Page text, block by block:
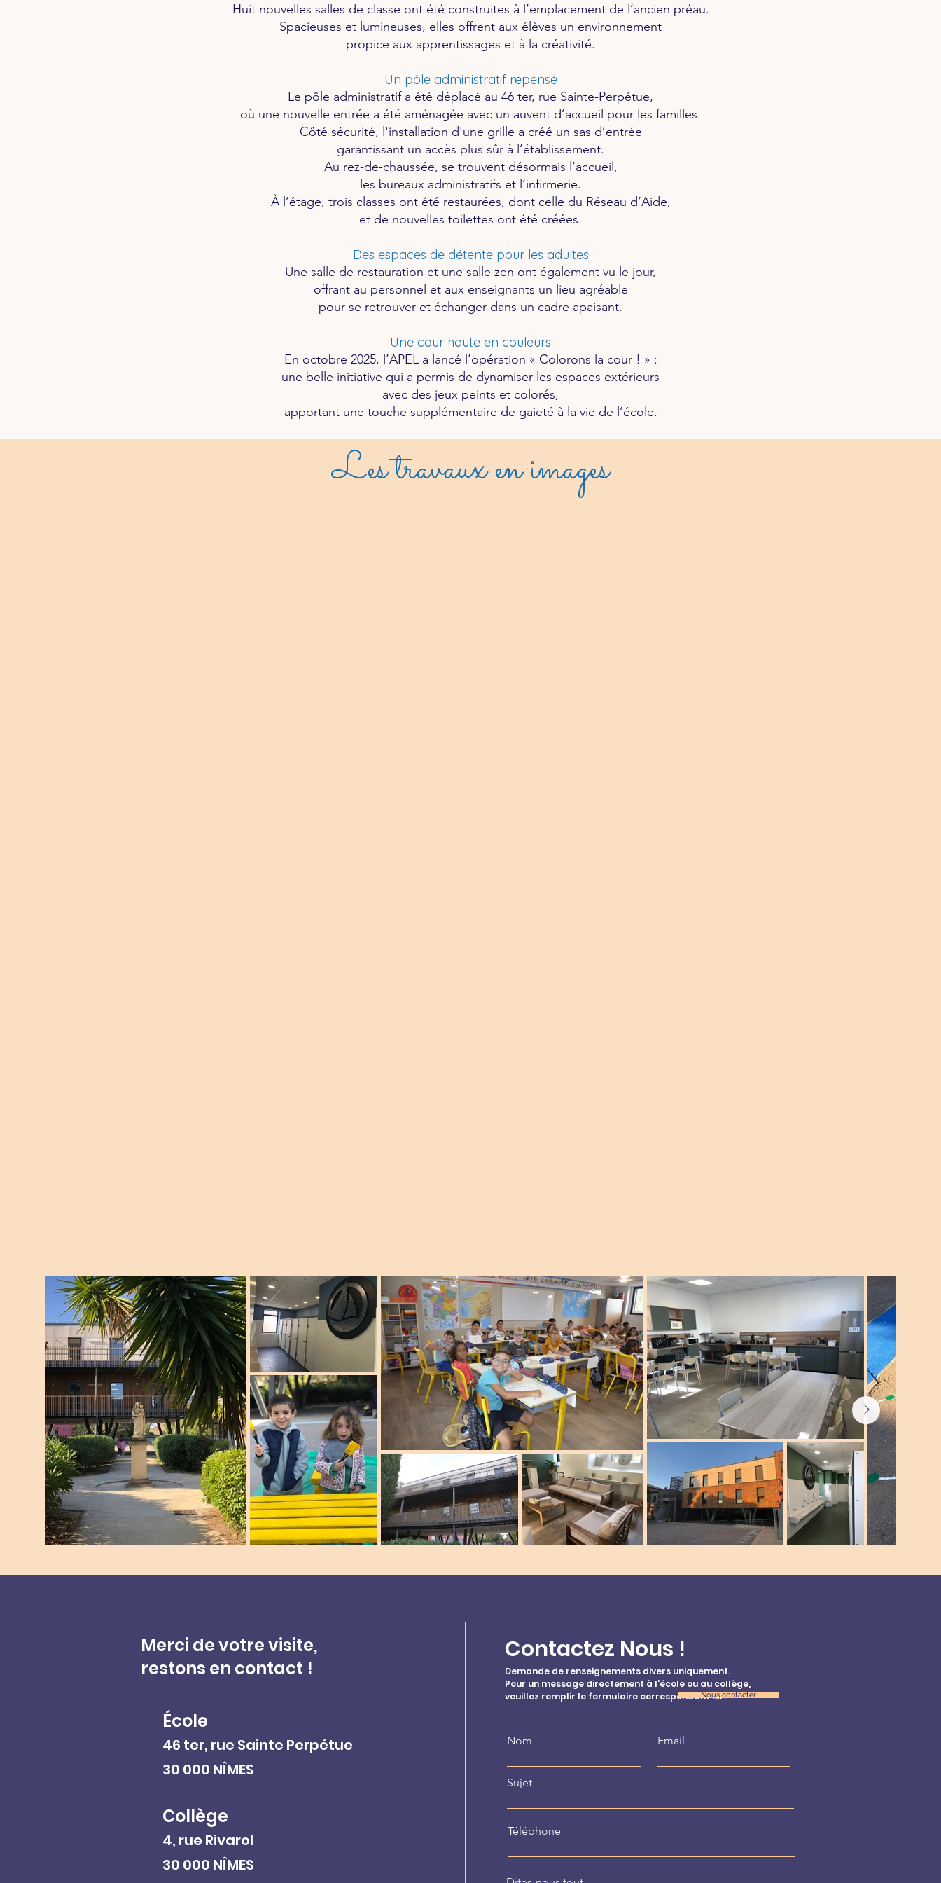
Huit nouvelles salles de classe ont été construites à l’emplacement de l’ancien préau.
Spacieuses et lumineuses, elles offrent aux élèves un environnement
propice aux apprentissages et à la créativité.
Un pôle administratif repensé
Le pôle administratif a été déplacé au 46 ter, rue Sainte-Perpétue,
où une nouvelle entrée a été aménagée avec un auvent d’accueil pour les familles.
Côté sécurité, l'installation d'une grille a créé un sas d’entrée
garantissant un accès plus sûr à l’établissement.
Au rez-de-chaussée, se trouvent désormais l’accueil,
les bureaux administratifs et l’infirmerie.
À l’étage, trois classes ont été restaurées, dont celle du Réseau d’Aide,
et de nouvelles toilettes ont été créées.
Des espaces de détente pour les adultes
Une salle de restauration et une salle zen ont également vu le jour,
offrant au personnel et aux enseignants un lieu agréable
pour se retrouver et échanger dans un cadre apaisant.
Une cour haute en couleurs
En octobre 2025, l’APEL a lancé l’opération « Colorons la cour ! » :
une belle initiative qui a permis de dynamiser les espaces extérieurs
avec des jeux peints et colorés,
apportant une touche supplémentaire de gaieté à la vie de l’école.
Les travaux en images
Merci de votre visite,
restons en contact !
École
46 ter, rue Sainte Perpétue
30 000 NÎMES
Collège
4, rue Rivarol
30 000 NÎMES
Contactez Nous !
Demande de renseignements divers uniquement.
Pour un message directement à l'école ou au collège,
veuillez remplir le formulaire correspondant ici :Nous contacter
Nom Email
Sujet
Téléphone